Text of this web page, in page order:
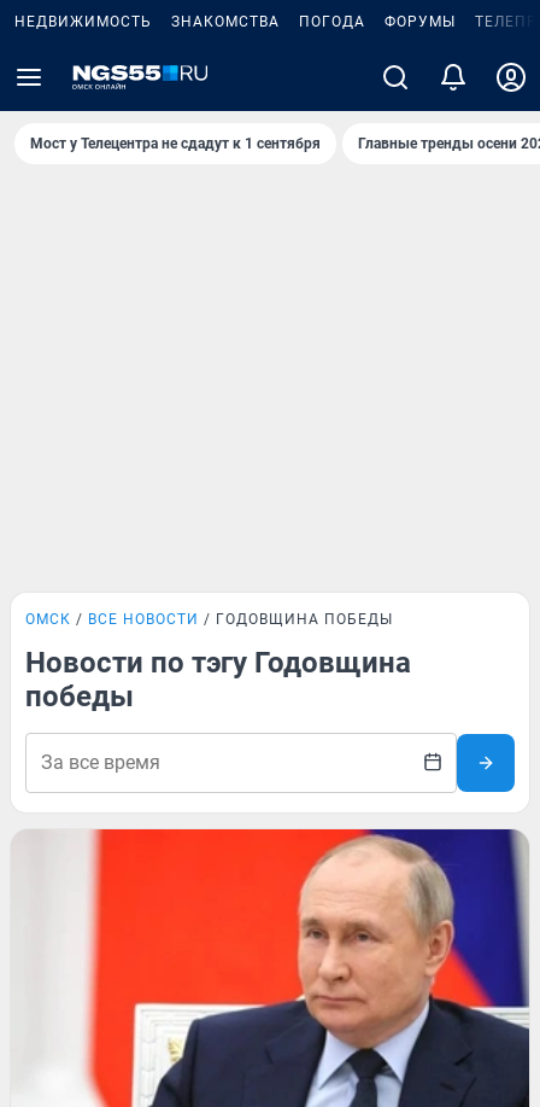
НЕДВИЖИМОСТЬ ЗНАКОМСТВА ПОГОДА ФОРУМЫ
Мост у Телецентра не сдадут к 1 сентября Главные тренды осени
ОМСК ВСЕ НОВОСТИ ГОДОВЩИНА ПОБЕДЫ
Новости по тэгу Годовщина
победы